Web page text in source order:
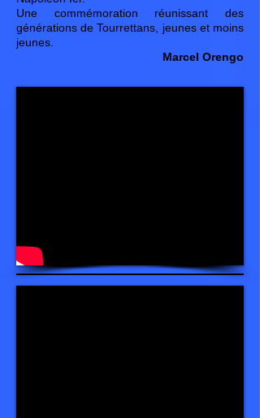
Une commémoration réunissant des
générations de Tourrettans, jeunes et moins
jeunes.
Marcel Orengo